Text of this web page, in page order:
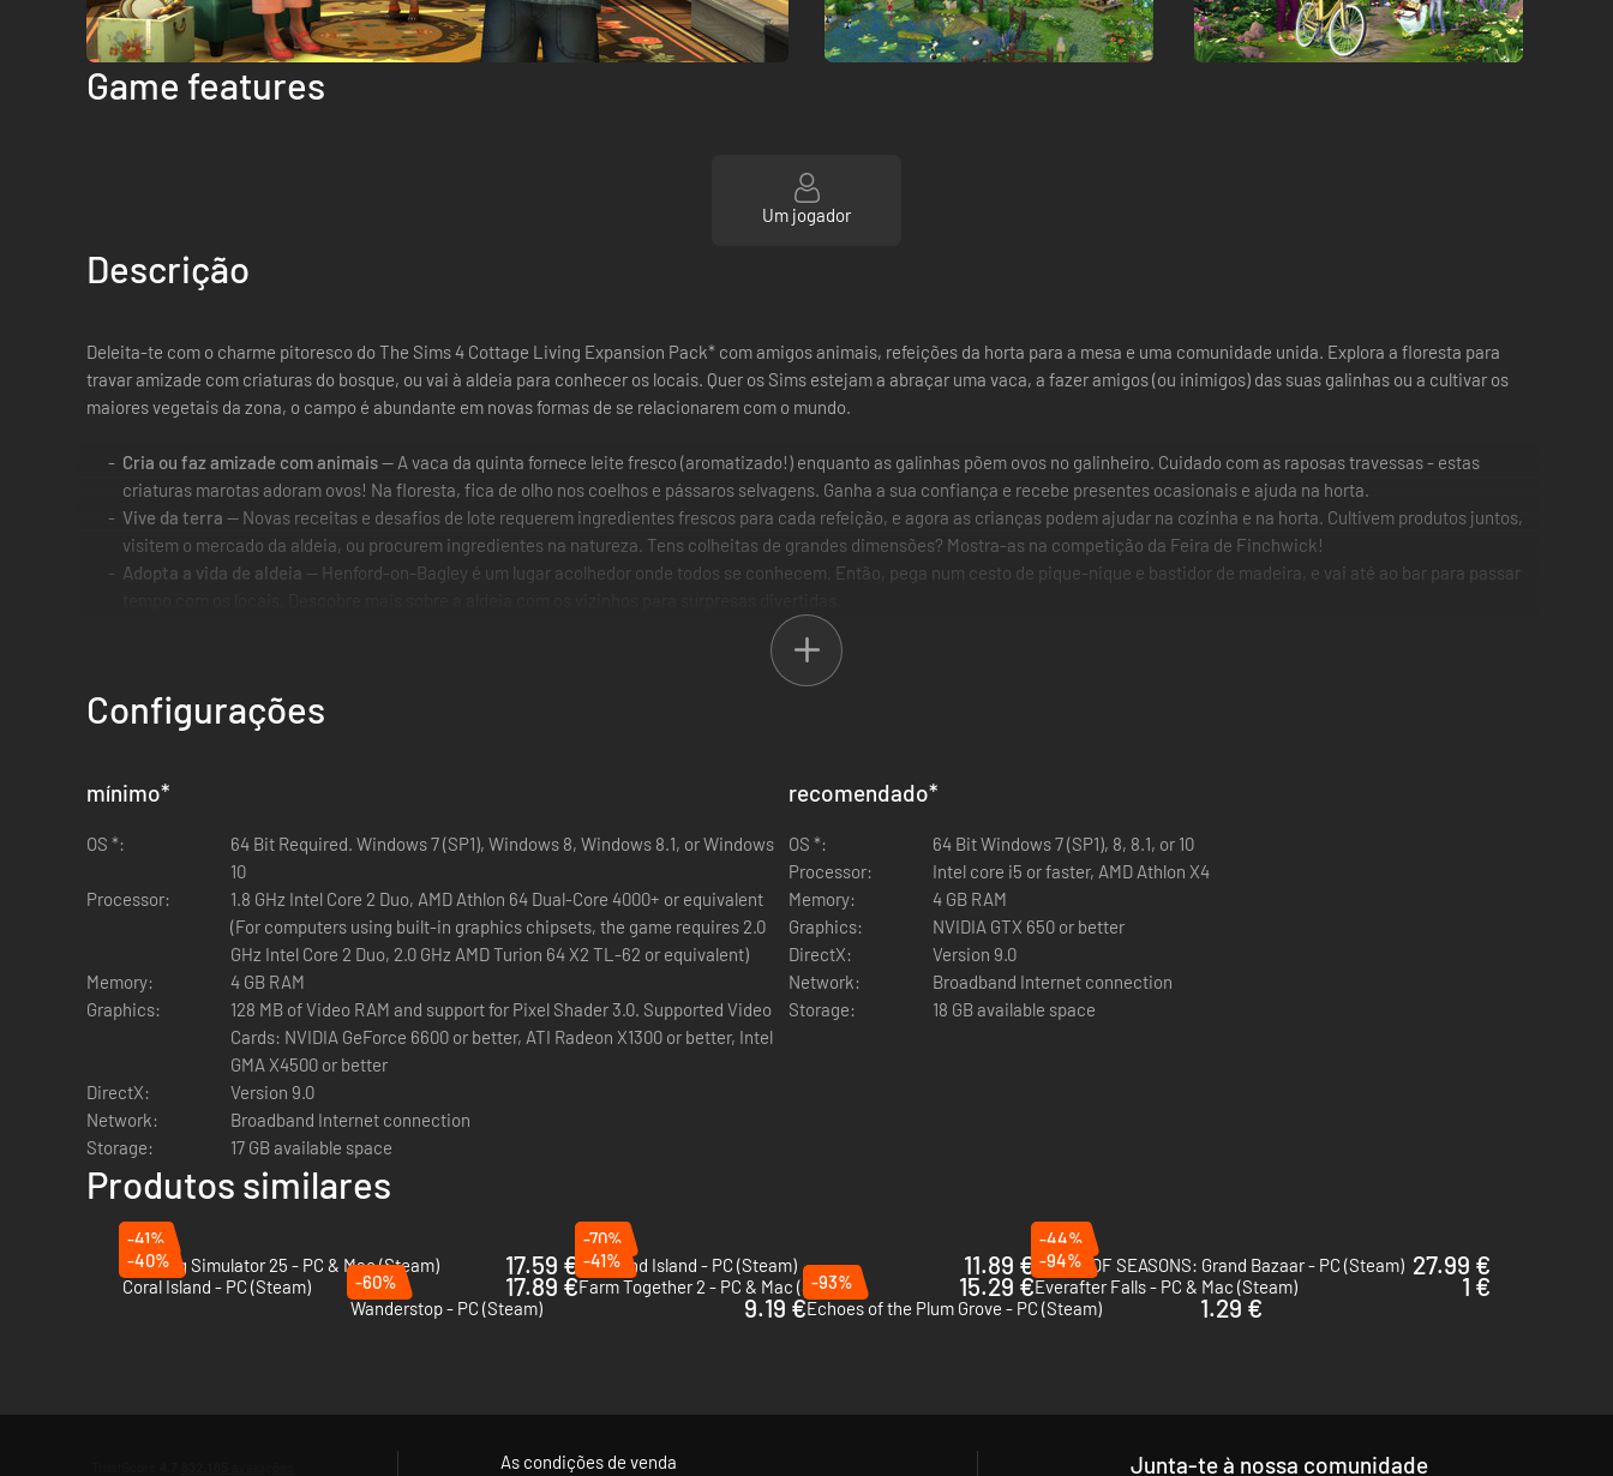
Game features
Um jogador
Descrição
Deleita-te com o charme pitoresco do The Sims 4 Cottage Living Expansion Pack* com amigos animais, refeições da horta para a mesa e uma comunidade unida. Explora a floresta para
travar amizade com criaturas do bosque, ou vai à aldeia para conhecer os locais. Quer os Sims estejam a abraçar uma vaca, a fazer amigos (ou inimigos) das suas galinhas ou a cultivar os
maiores vegetais da zona, o campo é abundante em novas formas de se relacionarem com o mundo.
Cria ou faz amizade com animais— A vaca da quinta fornece leite fresco (aromatizado!) enquanto as galinhas põem ovos no galinheiro. Cuidado com as raposas travessas - estas
criaturas marotas adoram ovos! Na floresta, fica de olho nos coelhos e pássaros selvagens. Ganha a sua confiança e recebe presentes ocasionais e ajuda na horta.
Vive da terra — Novas receitas e desafios de lote requerem ingredientes frescos para cada refeição, e agora as crianças podem ajudar na cozinha e na horta. Cultivem produtos juntos,
visitem o mercado da aldeia, ou procurem ingredientes na natureza. Tens colheitas de grandes dimensões? Mostra-as na competição da Feira de Finchwick!
Adopta a vida de aldeia — Henford-on-Bagley é um lugar acolhedor onde todos se conhecem. Então, pega num cesto de pique-nique e bastidor de madeira, e vai até ao bar para passar
Configurações
mínimo*
OS *:
64 Bit Required. Windows 7 (SP1), Windows 8, Windows 8.1, or Windows
10
Processor:
1.8 GHz Intel Core 2 Duo, AMD Athlon 64 Dual-Core 4000+ or equivalent
(For computers using built-in graphics chipsets, the game requires 2.0
GHz Intel Core 2 Duo, 2.0 GHz AMD Turion 64 X2 TL-62 or equivalent)
Memory:
4 GB RAM
Graphics:
128 MB of Video RAM and support for Pixel Shader 3.0. Supported Video
Cards: NVIDIA GeForce 6600 or better, ATI Radeon X1300 or better, Intel
GMA X4500 or better
DirectX:
Version 9.0
Network:
Broadband Internet connection
Storage:
17 GB available space
recomendado*
OS *:
64 Bit Windows 7 (SP1), 8, 8.1, or 10
Processor:
Intel core i5 or faster, AMD Athlon X4
Memory:
4 GB RAM
Graphics:
NVIDIA GTX 650 or better
DirectX:
Version 9.0
Network:
Broadband Internet connection
Storage:
18 GB available space
Produtos similares
-41%
Farming Simulator 25 - PC & Mac (Steam)
17.59 €
-70%
Starsand Island - PC (Steam)
11.89 €
-44%
STORY OF SEASONS: Grand Bazaar - PC (Steam) 27.99 €
-40%
Coral Island - PC (Steam)
17.89 €
-41%
Farm Together 2 - PC & Mac (Steam)
15.29 €
-94%
Everafter Falls - PC & Mac (Steam)
1 €
-60%
Wanderstop - PC (Steam)
9.19 €
-93%
Echoes of the Plum Grove - PC (Steam)
1.29 €
As condições de venda
Junta-te à nossa comunidade